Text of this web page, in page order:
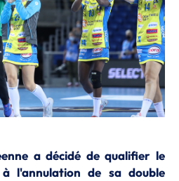
a décidé de qualifier le
l'annulation de sa double